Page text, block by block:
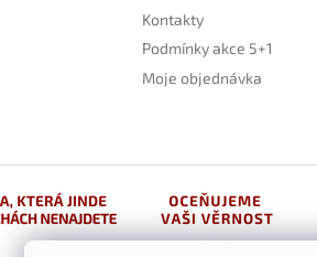
Kontakty
Podmínky akce 5+1
Moje objednávka